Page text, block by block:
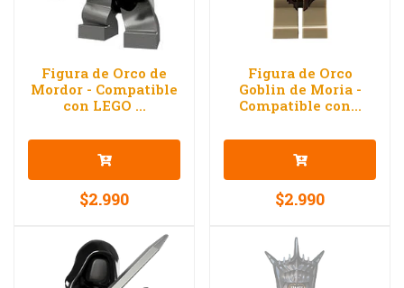
Figura de Orco de
Mordor - Compatible
con LEGO ...
$2.990
Figura de Orco
Goblin de Moria -
Compatible con...
$2.990